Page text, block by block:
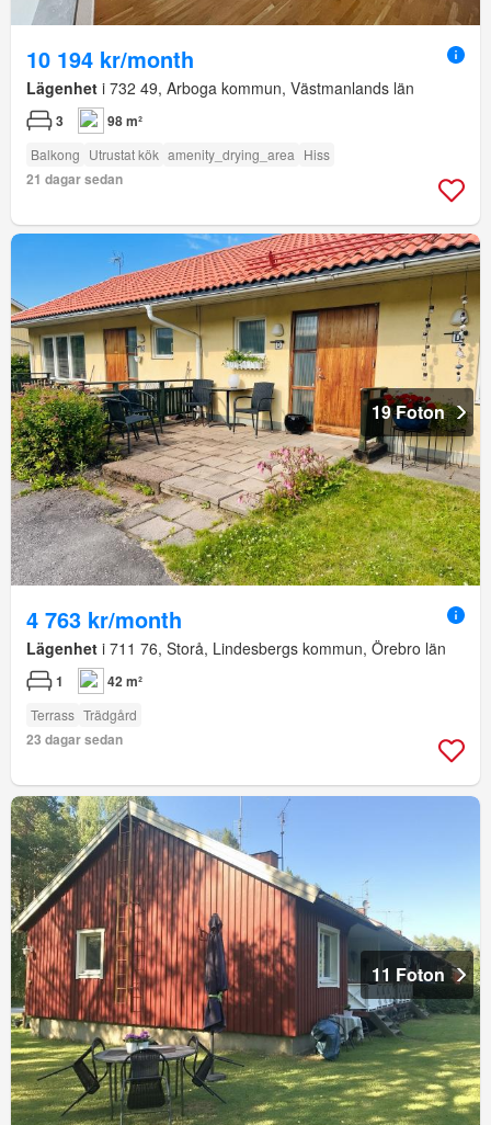
10 194 kr/month
Lägenhet i 732 49, Arboga kommun, Västmanlands län
3 98 m²
Balkong Utrustat kök amenity_drying_area Hiss
21 dagar sedan
19 Foton
4 763 kr/month
Lägenhet i 711 76, Storå, Lindesbergs kommun, Örebro län
1 42 m²
Terrass Trädgård
23 dagar sedan
11 Foton